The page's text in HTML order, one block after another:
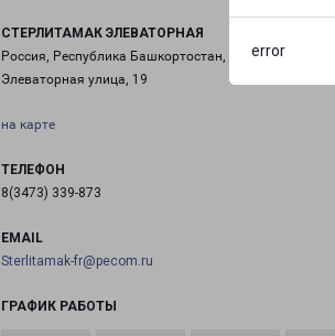
error
СТЕРЛИТАМАК ЭЛЕВАТОРНАЯ
Россия, Республика Башкортостан, Стерлитамак,
Элеваторная улица, 19
на карте
ТЕЛЕФОН
8(3473) 339-873
EMAIL
Sterlitamak-fr@pecom.ru
ГРАФИК РАБОТЫ